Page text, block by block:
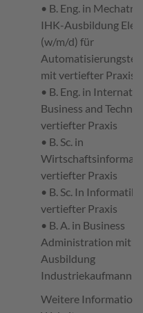
• B. Eng. in
IHK-Ausbildung
(w/m/d) für
mit vertiefter Praxis
• B. Eng. in
Business and
vertiefter Praxis
• B. Sc. in
vertiefter Praxis
• B. Sc. In Informatik
vertiefter Praxis
• B. A. in Business
Administration mit
Ausbildung
Industriekaufmann
Weitere